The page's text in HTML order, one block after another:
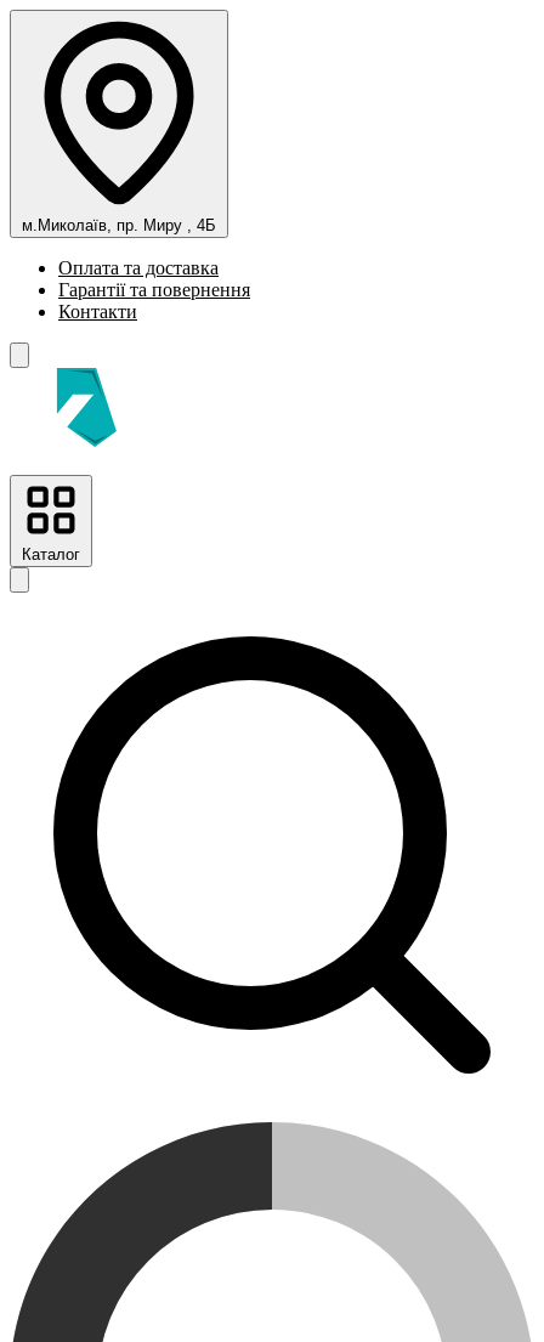
м.Миколаїв, пр. Миру , 4Б
Оплата та доставка
Гарантії та повернення
Контакти
Каталог